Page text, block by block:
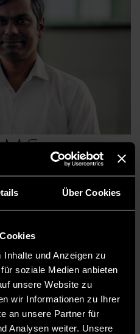
Über Cookies
und Anzeigen zu
soziale Medien anbieten
unsere Website zu
wir Informationen zu Ihrer
an unsere Partner für
Analysen weiter. Unsere